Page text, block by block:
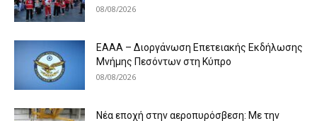
08/08/2026
ΕΑΑΑ – Διοργάνωση Επετειακής Εκδήλωσης
Μνήμης Πεσόντων στη Κύπρο
08/08/2026
Νέα εποχή στην αεροπυρόσβεση: Με την